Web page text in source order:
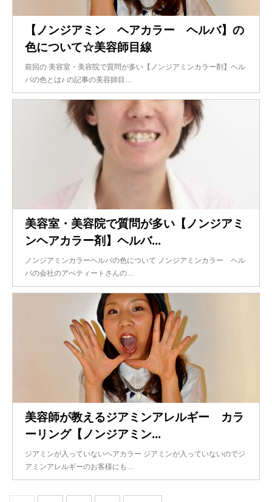
【ノンジアミン ヘアカラー ヘルバ】の
色について☆美容師目線
前回の 美容室・美容院で質問が多い【ノンジアミンカラー剤】ヘル
バの色とは♪ の記事の美容師目…
美容室・美容院で質問が多い【ノンジアミ
ンヘアカラー剤】ヘルバ...
ノンジアミンカラーヘルバの色について ノンジアミンカラー ヘル
バの会社のアぺティートさんの…
美容師が教えるジアミンアレルギー カラ
ーリング【ノンジアミン...
ジアミンが入っていないヘアカラー ジアミンが入っていないのでジ
アミンアレルギーのお客様にも…